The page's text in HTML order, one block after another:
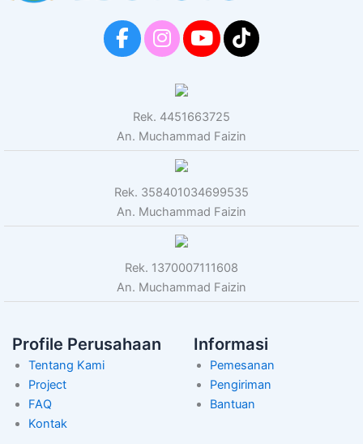
Rek. 4451663725
An. Muchammad Faizin
Rek. 358401034699535
An. Muchammad Faizin
Rek. 1370007111608
An. Muchammad Faizin
Profile Perusahaan
Tentang Kami
Project
FAQ
Kontak
Informasi
Pemesanan
Pengiriman
Bantuan